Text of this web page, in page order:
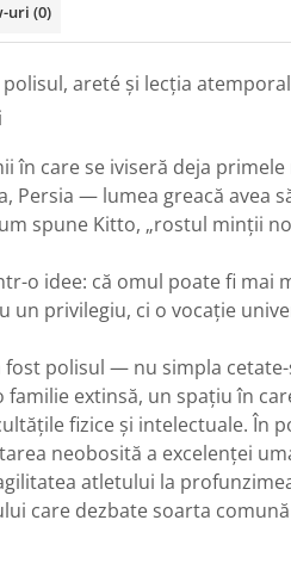
uri (0)
areté și lecția
în care se iviseră deja primele
Persia — lumea greacă avea
spune Kitto, „rostul minții
o idee: că omul poate fi mai
un privilegiu, ci o vocație
fost polisul — nu simpla
familie extinsă, un spațiu în
fizice și intelectuale. În
neobosită a excelenței
atletului la
care dezbate soarta